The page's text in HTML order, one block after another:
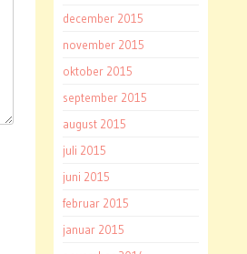
december 2015
november 2015
oktober 2015
september 2015
august 2015
juli 2015
juni 2015
februar 2015
januar 2015